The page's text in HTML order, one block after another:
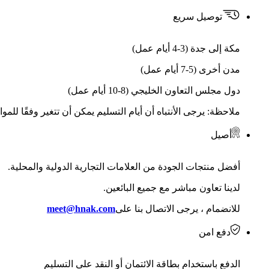
توصيل سريع
مكة إلى جدة (3-4 أيام عمل)
مدن أخرى (5-7 أيام عمل)
دول مجلس التعاون الخليجي (8-10 أيام عمل)
ملاحظة: يرجى الأنتباه أن أيام التسليم يمكن أن تتغير وفقًا
أصيل
أفضل منتجات الجودة من العلامات التجارية الدولية والمحلية.
لدينا تعاون مباشر مع جميع البائعين.
للانضمام ، يرجى الاتصال بنا علىmeet@hnak.com
دفع امن
الدفع باستخدام بطاقة الائتمان أو النقد على التسليم